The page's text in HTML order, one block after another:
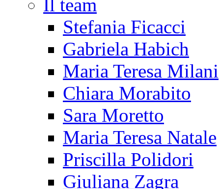
Il team
Stefania Ficacci
Gabriela Habich
Maria Teresa Milani
Chiara Morabito
Sara Moretto
Maria Teresa Natale
Priscilla Polidori
Giuliana Zagra